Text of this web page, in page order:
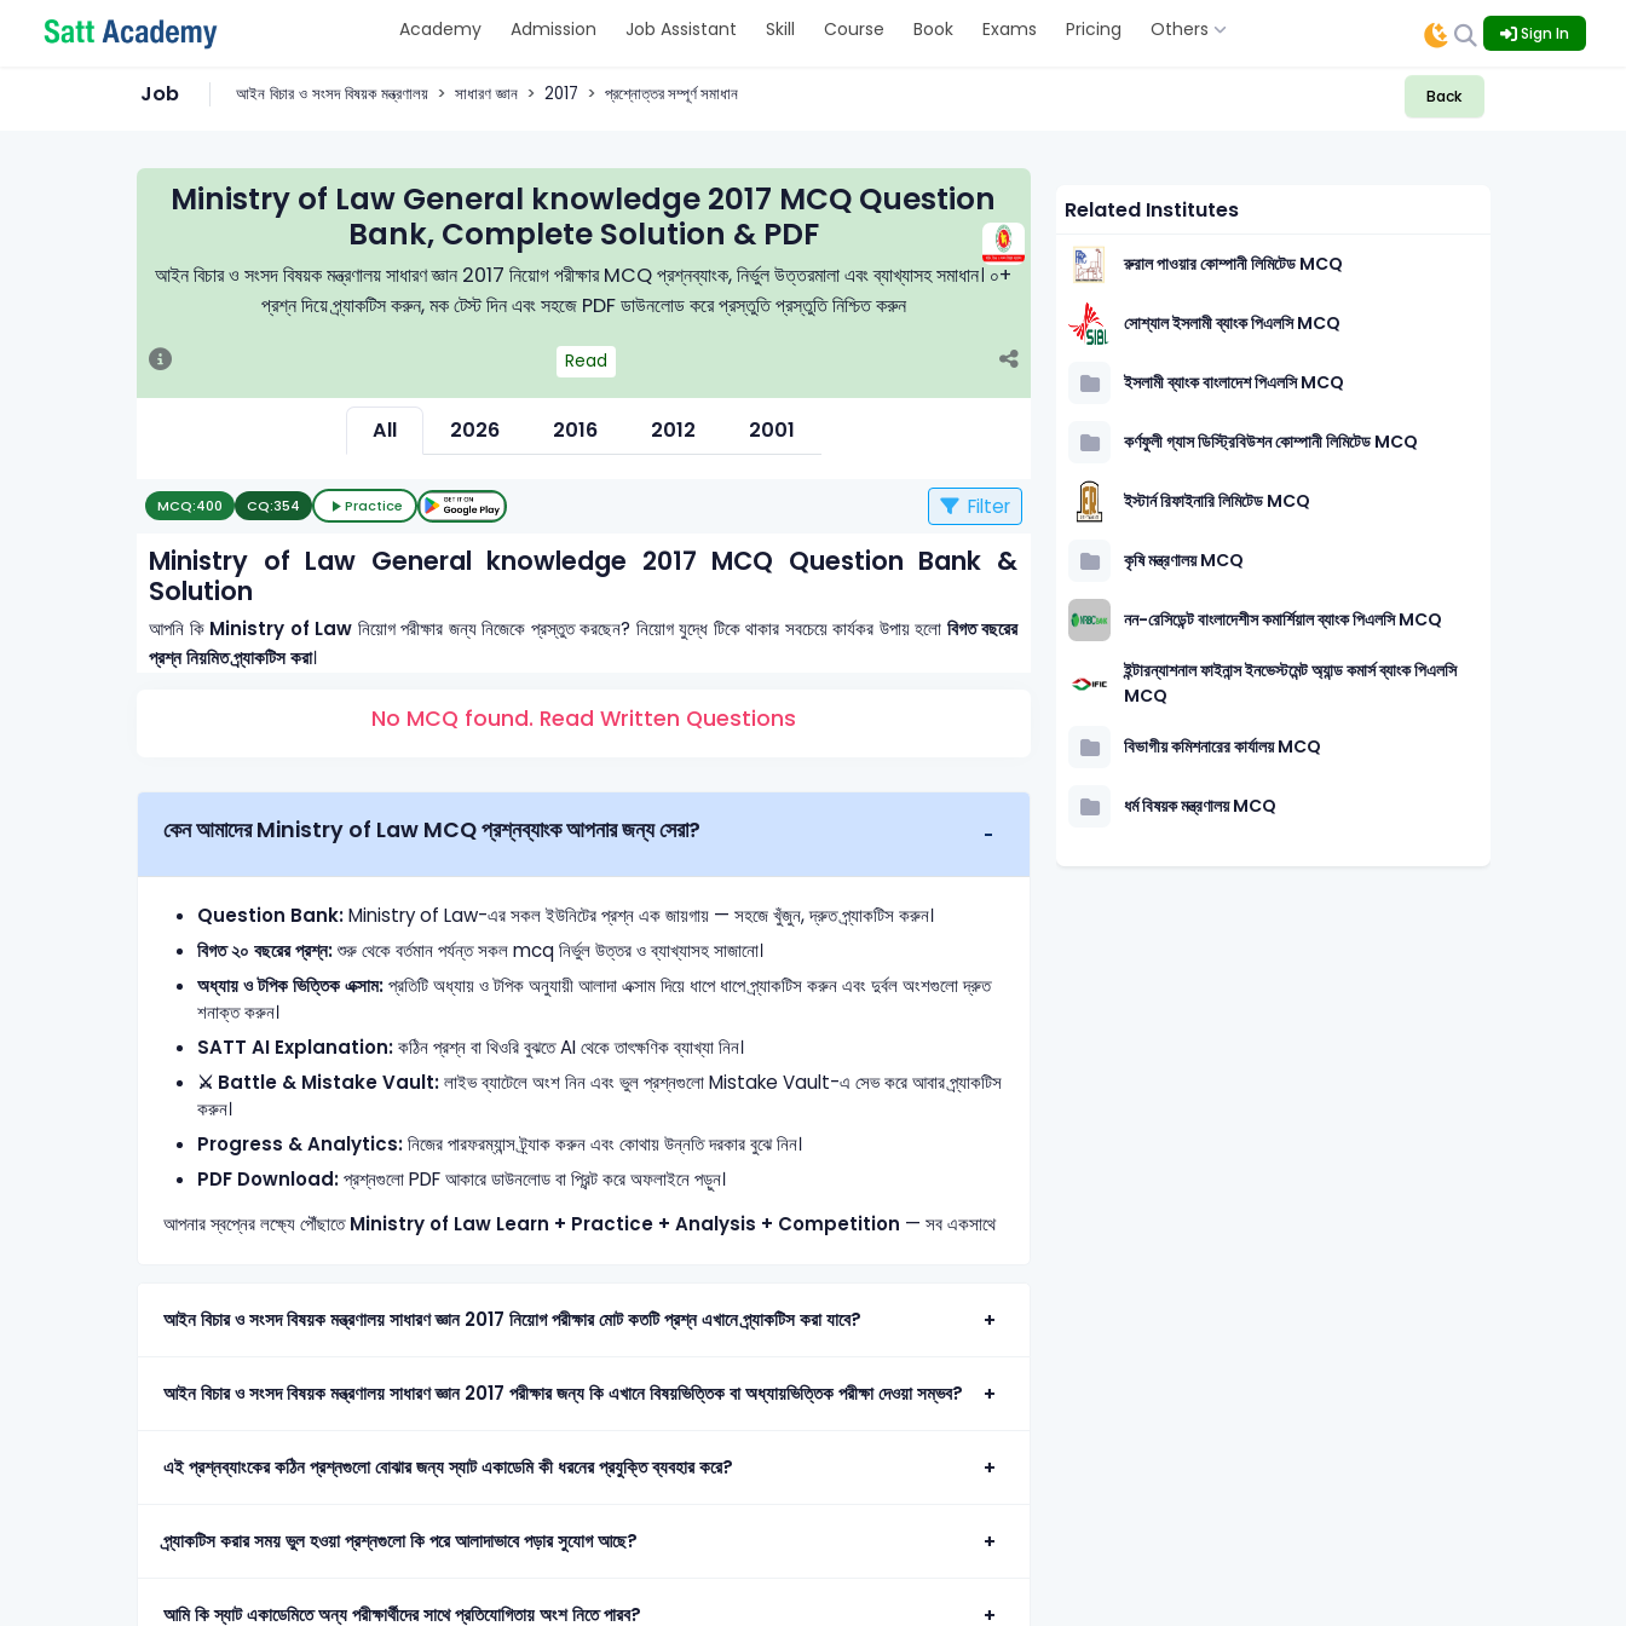
Academy Admission Job Assistant Skill Course Book Exams Pricing Others Sign In
Job আইন বিচার ও সংসদ বিষয়ক মন্ত্রণালয় সাধারণ জ্ঞান 2017 প্রশ্নোত্তর সম্পূর্ণ সমাধান Back
Ministry of Law General knowledge 2017 MCQ Question
Bank, Complete Solution & PDF
আইন বিচার ও সংসদ বিষয়ক মন্ত্রণালয় সাধারণ জ্ঞান 2017 নিয়োগ পরীক্ষার MCQ প্রশ্নব্যাংক, নির্ভুল উত্তরমালা এবং ব্যাখ্যাসহ সমাধান। ০+
প্রশ্ন দিয়ে প্র্যাকটিস করুন, মক টেস্ট দিন এবং সহজে PDF ডাউনলোড করে প্রস্তুতি প্রস্তুতি নিশ্চিত করুন
Read
All 2026 2016 2012 2001
MCQ:400 CQ:354 Practice Filter
Ministry of Law General knowledge 2017 MCQ Question Bank &
Solution
আপনি কি Ministry of Law নিয়োগ পরীক্ষার জন্য নিজেকে প্রস্তুত করছেন? নিয়োগ যুদ্ধে টিকে থাকার সবচেয়ে কার্যকর উপায় হলো বিগত বছরের
প্রশ্ন নিয়মিত প্র্যাকটিস করা।
No MCQ found. Read Written Questions
কেন আমাদের Ministry of Law MCQ প্রশ্নব্যাংক আপনার জন্য সেরা?
Question Bank:Ministry of Law-এর সকল ইউনিটের প্রশ্ন এক জায়গায় — সহজে খুঁজুন, দ্রুত প্র্যাকটিস করুন।
বিগত ২০ বছরের প্রশ্ন:শুরু থেকে বর্তমান পর্যন্ত সকল mcq নির্ভুল উত্তর ও ব্যাখ্যাসহ সাজানো।
অধ্যায় ও টপিক ভিত্তিক এক্সাম:প্রতিটি অধ্যায় ও টপিক অনুযায়ী আলাদা এক্সাম দিয়ে ধাপে ধাপে প্র্যাকটিস করুন এবং দুর্বল অংশগুলো দ্রুত
শনাক্ত করুন।
SATT AI Explanation:কঠিন প্রশ্ন বা থিওরি বুঝতে AI থেকে তাৎক্ষণিক ব্যাখ্যা নিন।
⚔️ Battle & Mistake Vault:লাইভ ব্যাটেলে অংশ নিন এবং ভুল প্রশ্নগুলো Mistake Vault-এ সেভ করে আবার প্র্যাকটিস
করুন।
Progress & Analytics:নিজের পারফরম্যান্স ট্র্যাক করুন এবং কোথায় উন্নতি দরকার বুঝে নিন।
PDF Download:প্রশ্নগুলো PDF আকারে ডাউনলোড বা প্রিন্ট করে অফলাইনে পড়ুন।
আপনার স্বপ্নের লক্ষ্যে পৌঁছাতেMinistry of Law Learn + Practice + Analysis + Competition — সব একসাথে
আইন বিচার ও সংসদ বিষয়ক মন্ত্রণালয় সাধারণ জ্ঞান 2017 নিয়োগ পরীক্ষার মোট কতটি প্রশ্ন এখানে প্র্যাকটিস করা যাবে?
আইন বিচার ও সংসদ বিষয়ক মন্ত্রণালয় সাধারণ জ্ঞান 2017 পরীক্ষার জন্য কি এখানে বিষয়ভিত্তিক বা অধ্যায়ভিত্তিক পরীক্ষা দেওয়া সম্ভব?
এই প্রশ্নব্যাংকের কঠিন প্রশ্নগুলো বোঝার জন্য স্যাট একাডেমি কী ধরনের প্রযুক্তি ব্যবহার করে?
প্র্যাকটিস করার সময় ভুল হওয়া প্রশ্নগুলো কি পরে আলাদাভাবে পড়ার সুযোগ আছে?
আমি কি স্যাট একাডেমিতে অন্য পরীক্ষার্থীদের সাথে প্রতিযোগিতায় অংশ নিতে পারব?
Related Institutes
রুরাল পাওয়ার কোম্পানী লিমিটেড MCQ
সোশ্যাল ইসলামী ব্যাংক পিএলসি MCQ
ইসলামী ব্যাংক বাংলাদেশ পিএলসি MCQ
কর্ণফুলী গ্যাস ডিস্ট্রিবিউশন কোম্পানী লিমিটেড MCQ
ইস্টার্ন রিফাইনারি লিমিটেড MCQ
কৃষি মন্ত্রণালয় MCQ
নন-রেসিডেন্ট বাংলাদেশীস কমার্শিয়াল ব্যাংক পিএলসি MCQ
ইন্টারন্যাশনাল ফাইনান্স ইনভেস্টমেন্ট অ্যান্ড কমার্স ব্যাংক পিএলসি
MCQ
বিভাগীয় কমিশনারের কার্যালয় MCQ
ধর্ম বিষয়ক মন্ত্রণালয় MCQ